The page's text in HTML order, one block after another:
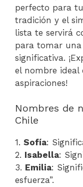
perfecto para
tradición y el
lista te servirá
para tomar
significativa.
el nombre ideal
aspiraciones!
Nombres de
Chile
1. Sofía:
2. Isabella:
3. Emilia:
esfuerza”.